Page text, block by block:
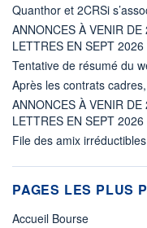
Quanthor et 2CRSi
ANNONCES À VENIR
LETTRES EN SEPT 2026
Tentative de résumé du
Après les contrats
ANNONCES À VENIR
LETTRES EN SEPT 2026
File des amix
PAGES LES PLUS
Accueil Bourse